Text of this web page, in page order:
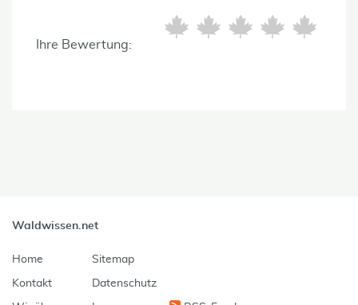
Ihre Bewertung:
Waldwissen.net
Home
Kontakt
Sitemap
Datenschutz